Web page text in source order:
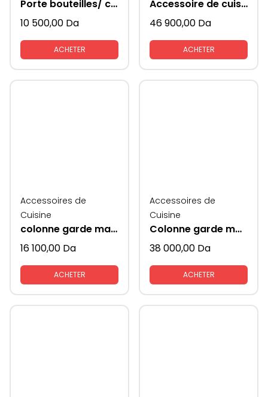
Porte bouteilles/ conserves extractible
10 500,00 Da
ACHETER
Accessoire de cuisine rangement colonne
46 900,00 Da
ACHETER
Accessoires de
Cuisine
colonne garde manger style frigo pour placard du bas
16 100,00 Da
ACHETER
Accessoires de
Cuisine
Colonne garde manger
38 000,00 Da
ACHETER